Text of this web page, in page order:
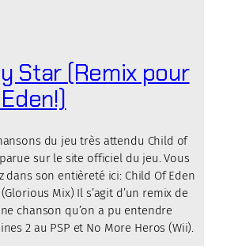
Star (Remix pour
du jeu très attendu Child of
sur le site officiel du jeu. Vous
dans son entièreté ici: Child Of Eden
Mix) Il s’agit d’un remix de
chanson qu’on a pu entendre
2 au PSP et No More Heros (Wii).